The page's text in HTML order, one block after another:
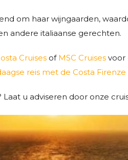
om haar wijngaarden,
en andere italiaanse gerechten.
Cruises of MSC Cruises voor
reis met de Costa Firenze
u adviseren door onze